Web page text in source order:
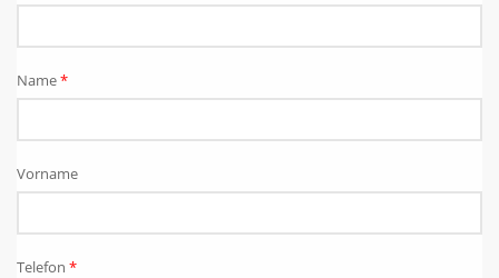
Name*
Vorname
Telefon *